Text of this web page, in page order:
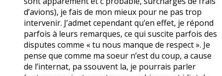
d’avions), je fais de mon mieux pour ne pas trop
intervenir. J’admet cependant qu’en effet, je répond
parfois à leurs remarques, ce qui suscite parfois des
disputes comme « tu nous manque de respect ». Je
pense que comme ma soeur n’est du coup, a cause
de l’internat, pa ssouvent la, je pourrais parler